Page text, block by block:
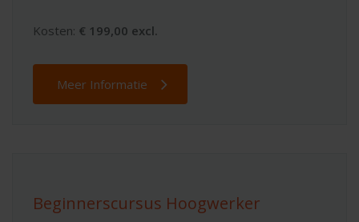
Kosten: € 199,00 excl.
Meer Informatie
Beginnerscursus Hoogwerker